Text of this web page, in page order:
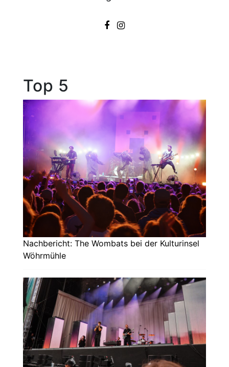
Top 5
Nachbericht: The Wombats bei der Kulturinsel
Wöhrmühle